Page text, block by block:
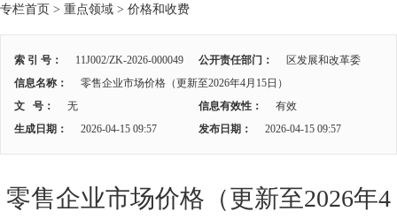
专栏首页 > 重点领域 > 价格和收费
索 引 号： 11J002/ZK-2026-000049 公开责任部门：
区发展和改革委
信息名称：
零售企业市场价格（更新至2026年4月15日）
文 号：
无 信息有效性：
有效
生成日期：
2026-04-15 09:57 发布日期： 2026-04-15 09:57
零售企业市场价格（更新至2026年4